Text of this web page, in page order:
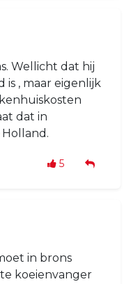
Wellicht dat hij
, maar eigenlijk
dat in
5
in brons
koeienvanger